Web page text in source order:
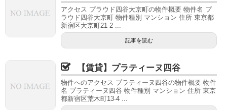
アクセス プラウド四谷大京町の物件概要 物件名 プ
ラウド四谷大京町 物件種別 マンション 住所 東京都
新宿区大京町21-2 ...
記事を読む
【賃貸】プラティーヌ四谷
物件へのアクセス プラティーヌ四谷の物件概要 物件
名 プラティーヌ四谷 物件種別 マンション 住所 東京
都新宿区荒木町13-4 ...